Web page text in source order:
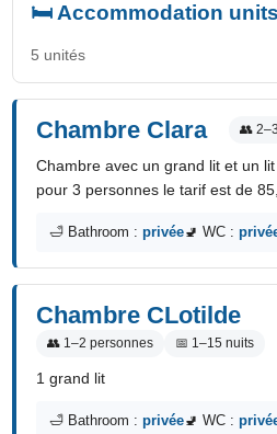
🛏️ Accommodation units
5 unités
Chambre Clara 👥
Chambre avec un grand lit et un
pour 3 personnes le tarif est de
🛁 Bathroom :privée🚽 WC :
Chambre CLotilde
👥 1–2 personnes 📅 1–15 nuits
1 grand lit
🛁 Bathroom :privée🚽 WC :